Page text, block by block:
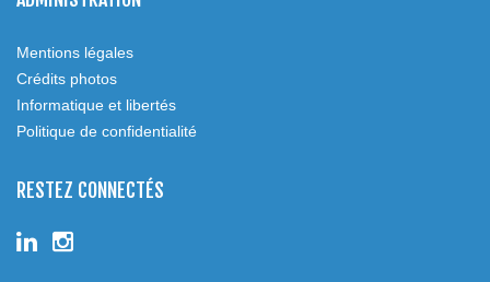
Mentions légales
Crédits photos
Informatique et libertés
Politique de confidentialité
RESTEZ CONNECTÉS